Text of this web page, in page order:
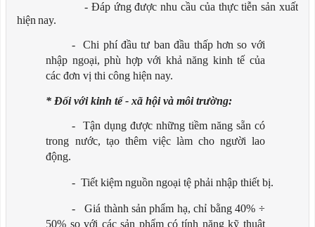
- Đáp ứng được nhu cầu của thực tiễn sản xuất
hiện nay.
- Chi phí đầu tư ban đầu thấp hơn so với
nhập ngoại, phù hợp với khả năng kinh tế của
các đơn vị thi công hiện nay.
* Đối với kinh tế - xã hội và môi trường:
- Tận dụng được những tiềm năng sẵn có
trong nước, tạo thêm việc làm cho người lao
động.
- Tiết kiệm nguồn ngoại tệ phải nhập thiết bị.
-
Giá thành sản phẩm hạ, chỉ bằng 40% ÷
50% so với các sản phẩm có tính năng kỹ thuật